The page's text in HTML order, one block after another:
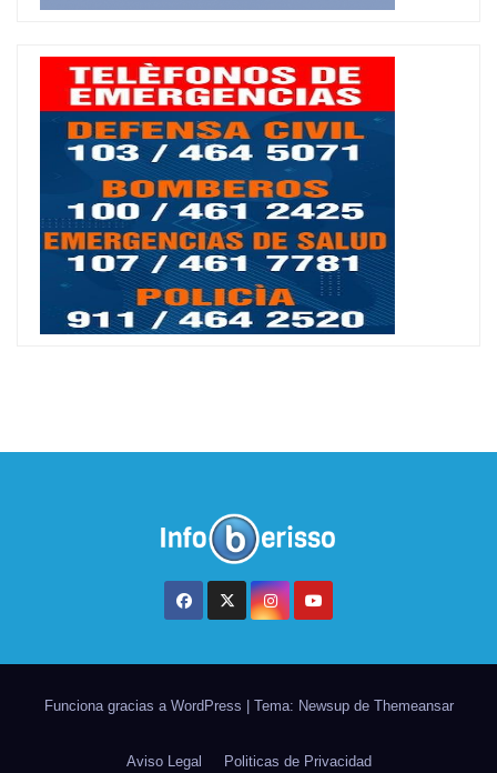
Funciona gracias a WordPress Tema: Newsup de Themeansar
Aviso Legal Politicas de Privacidad